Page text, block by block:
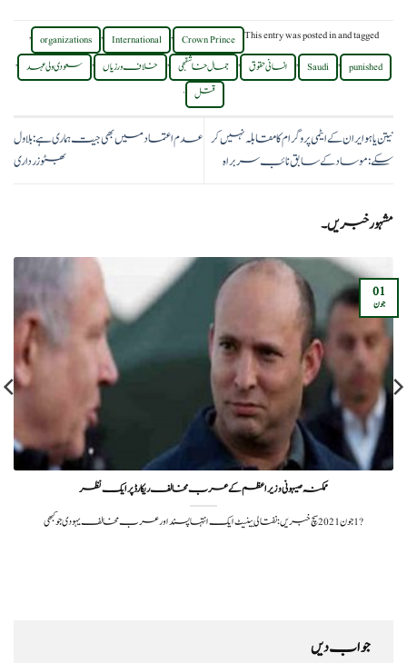
This entry was posted inand tagged
Crown Prince
,
International
,
organizations
,
punished
,
Saudi
, انسانی حقوق , جمال خاشقجی , خلاف ورزیاں , سعودی ولی عہد ,
قتل
.
نیتن یاہو ایران کے ایٹمی پروگرام کا مقابلہ نہیں کر
سکے:موساد کے سابق نائب سربراہ
عدم اعتماد میں بھی جیت ہماری ہے:بلاول
بھٹو زرداری
مشہور خبریں۔
ممکنہ صیہونی وزیر اعظم کے عرب مخالف ریکارڈ پر ایک نظر
?️ 1 جون 2021سچ خبریں:نفتالی بینیٹ ایک انتہا پسند اور عرب مخالف یہودی جو کبھی
01
جون
جواب دیں